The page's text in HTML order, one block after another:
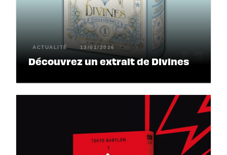
ACTUALITÉ 13/01/2026
Découvrez un extrait de Divines